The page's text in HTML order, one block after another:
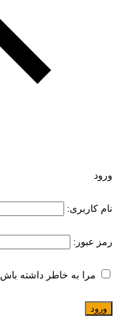
ورود
نام کاربری:
رمز عبور:
مرا به خاطر داشته باش